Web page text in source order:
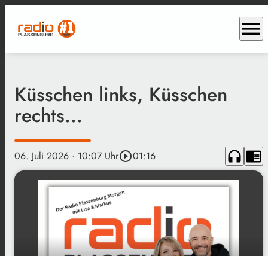
menu
Küsschen links, Küsschen
rechts...
06. Juli 2026 · 10:07 Uhrplay_circle_outline01:16 headphones chrome_reader_mode